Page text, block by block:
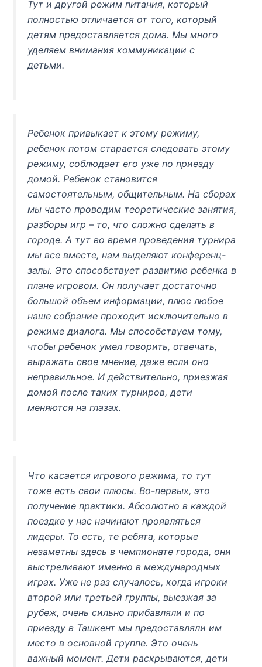
Тут и другой режим питания, который
полностью отличается от того, который
детям предоставляется дома. Мы много
уделяем внимания коммуникации с
детьми.
Ребенок привыкает к этому режиму,
ребенок потом старается следовать этому
режиму, соблюдает его уже по приезду
домой. Ребенок становится
самостоятельным, общительным. На сборах
мы часто проводим теоретические занятия,
разборы игр – то, что сложно сделать в
городе. А тут во время проведения турнира
мы все вместе, нам выделяют конференц-
залы. Это способствует развитию ребенка в
плане игровом. Он получает достаточно
большой объем информации, плюс любое
наше собрание проходит исключительно в
режиме диалога. Мы способствуем тому,
чтобы ребенок умел говорить, отвечать,
выражать свое мнение, даже если оно
неправильное. И действительно, приезжая
домой после таких турниров, дети
меняются на глазах.
Что касается игрового режима, то тут
тоже есть свои плюсы. Во-первых, это
получение практики. Абсолютно в каждой
поездке у нас начинают проявляться
лидеры. То есть, те ребята, которые
незаметны здесь в чемпионате города, они
выстреливают именно в международных
играх. Уже не раз случалось, когда игроки
второй или третьей группы, выезжая за
рубеж, очень сильно прибавляли и по
приезду в Ташкент мы предоставляли им
место в основной группе. Это очень
важный момент. Дети раскрываются, дети